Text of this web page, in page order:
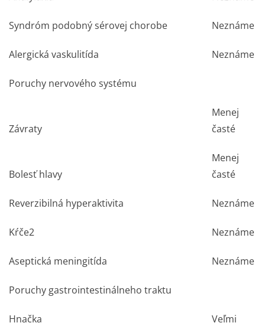
Syndróm podobný sérovej chorobe Neznáme
Alergická vaskulitída Neznáme
Poruchy nervového systému
Závraty
Menej
časté
Bolesť hlavy
Menej
časté
Reverzibilná hyperaktivita Neznáme
Kŕče2 Neznáme
Aseptická meningitída Neznáme
Poruchy gastrointesti­nálneho traktu
Hnačka
Veľmi